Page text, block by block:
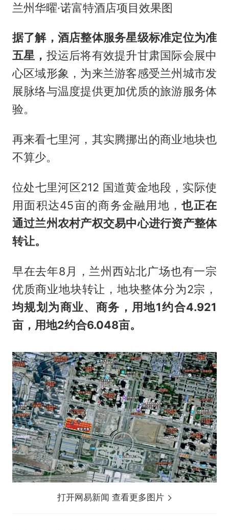
兰州华曜·诺富特酒店项目效果图
据了解，酒店整体服务星级标准定位为准
五星， 投运后将有效提升甘肃国际会展中
心区域形象，为来兰游客感受兰州城市发
展脉络与温度提供更加优质的旅游服务体
验。
再来看七里河，其实腾挪出的商业地块也
不算少。
位处七里河区212 国道黄金地段，实际使
用面积达45亩的商务金融用地，也正在
通过兰州农村产权交易中心进行资产整体
转让。
早在去年8月，兰州西站北广场也有一宗
优质商业地块转让，地块整体分为2宗，
均规划为商业、商务，用地1约合4.921
亩，用地2约合6.048亩。
打开网易新闻 查看更多图片